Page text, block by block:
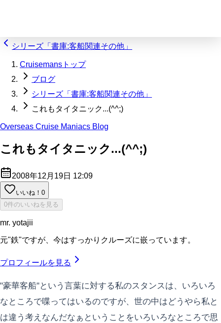
シリーズ「書庫:客船関連その他」
Cruisemansトップ
ブログ
シリーズ「書庫:客船関連その他」
これもタイタニック...(^^;)
Overseas Cruise Maniacs Blog
これもタイタニック...(^^;)
2008年12月19日 12:09
いいね！ 0
0件のいいねを見る
mr. yotajii
元"鉄"ですが、今はすっかりクルーズに嵌っています。
プロフィールを見る
"豪華客船"という言葉に対する私のスタンスは、いろいろ
なところで喋ってはいるのですが、世の中はどうやら私と
は違う考えなんだなぁということをいろいろなところで思